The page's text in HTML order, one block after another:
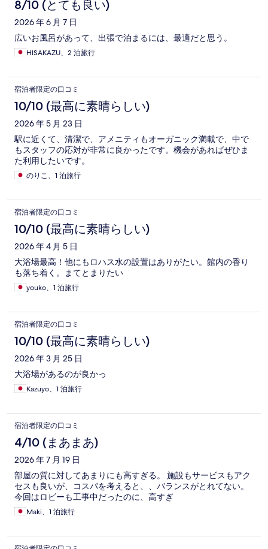
8/10 (とても良い)
2026 年 6 月 7 日
広いお風呂があって、出張で泊まるには、最適だと思う。
HISAKAZU、2 泊旅行
宿泊者限定の口コミ
10/10 (最高に素晴らしい)
2026 年 5 月 23 日
駅に近くて、清潔で、アメニティもオーガニック満載で、中で
もスタッフの応対が非常に良かったです。機会があればぜひま
た利用したいです。
のりこ、1 泊旅行
宿泊者限定の口コミ
10/10 (最高に素晴らしい)
2026 年 4 月 5 日
大浴場最高！他にもロハス水の設置はありがたい。館内の香り
も落ち着く。まてとまりたい
youko、1 泊旅行
宿泊者限定の口コミ
10/10 (最高に素晴らしい)
2026 年 3 月 25 日
大浴場があるのが良かっ
Kazuyo、1 泊旅行
宿泊者限定の口コミ
4/10 (まあまあ)
2026 年 7 月 19 日
部屋の質に対してあまりにも高すぎる。 施設もサービスもアク
セスも良いが、コスパを考えると、、バランスがとれてない。
今回はロビーも工事中だったのに、高すぎ
Maki、1 泊旅行